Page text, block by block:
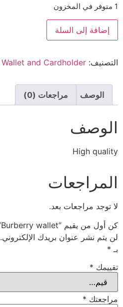
1 متوفر في المخزون
إضافة إلى السلة
التصنيف: Wallet and Cardholder
الوصف مراجعات (0)
الوصف
High quality
المراجعات
لا توجد مراجعات بعد.
كن أول من يقيم “Burberry wallet”
لن يتم نشر عنوان بريدك الإلكتروني.
بـ *
تقييمك *
مراجعتك *